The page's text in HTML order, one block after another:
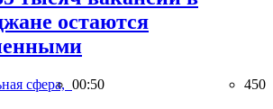
остаются
сфера, 00:50 450